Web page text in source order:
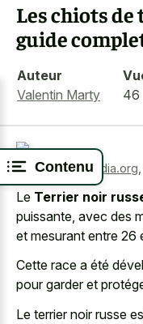
Contenu
Les chiots
guide
Auteur
Valentin Marty
46
Source:wikimedia.org
Le Terrier noir
puissante, avec des
et mesurant entre 26
Cette race a été
pour garder et
Le terrier noir russe